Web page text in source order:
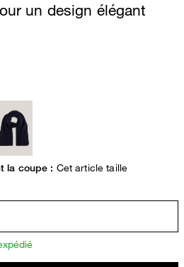
un design élégant
la coupe : Cet article taille